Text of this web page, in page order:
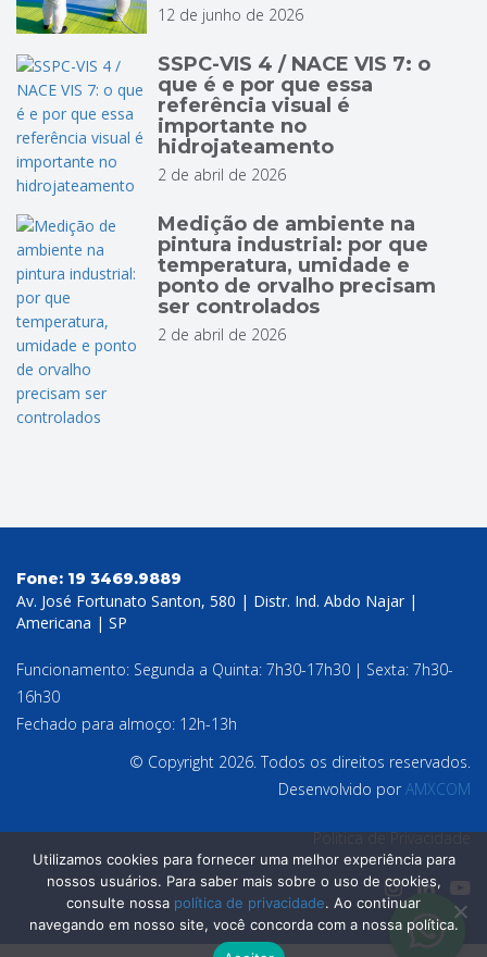
12 de junho de 2026
SSPC-VIS 4 / NACE VIS 7: o
que é e por que essa
referência visual é
importante no
hidrojateamento
2 de abril de 2026
Medição de ambiente na
pintura industrial: por que
temperatura, umidade e
ponto de orvalho precisam
ser controlados
2 de abril de 2026
Fone: 19 3469.9889
Av. José Fortunato Santon, 580 | Distr. Ind. Abdo Najar |
Americana | SP
Funcionamento: Segunda a Quinta: 7h30-17h30 | Sexta: 7h30-
16h30
Fechado para almoço: 12h-13h
© Copyright 2026. Todos os direitos reservados.
Desenvolvido porAMXCOM
Política de Privacidade
Utilizamos cookies para fornecer uma melhor experiência para
nossos usuários. Para saber mais sobre o uso de cookies,
consulte nossa política de privacidade. Ao continuar
navegando em nosso site, você concorda com a nossa política.